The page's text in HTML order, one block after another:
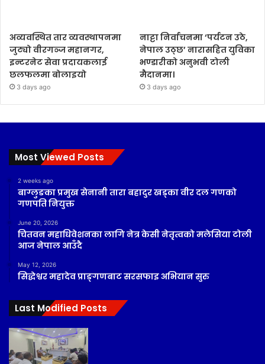
अव्यवस्थित तार व्यवस्थापनमा
जुट्यो वीरगञ्ज महानगर,
इन्टरनेट सेवा प्रदायकलाई
छलफलमा बोलाइयो
3 days ago
नाट्टा निर्वाचनमा ‘पर्यटन उठे,
नेपाल उठ्छ’ नारासहित युविका
भण्डारीको अनुभवी टोली
मैदानमा।
3 days ago
Most Viewed Posts
2 weeks ago
बाग्लुङका प्रमुख सेनानी तारा बहादुर खड्का वीर दल गणको
गणपति नियुक्त
June 20, 2026
चितवन महाधिवेशनका लागि नेत्र केसी नेतृत्वको मलेसिया टोली
आज नेपाल आउँदै
May 12, 2026
सिद्धेश्वर महादेव प्राङ्गणबाट सरसफाइ अभियान सुरु
Last Modified Posts